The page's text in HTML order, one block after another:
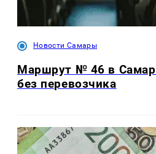
Новости Самары
Маршрут № 46 в
без перевозчика